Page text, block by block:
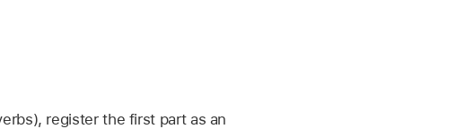
register the first part as an